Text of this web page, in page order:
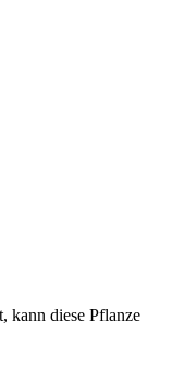
kann diese Pflanze